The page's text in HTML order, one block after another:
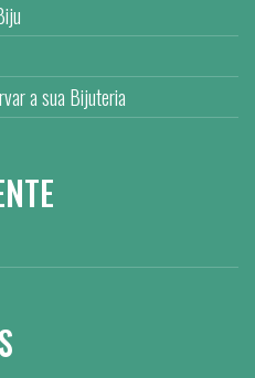
a sua Bijuteria